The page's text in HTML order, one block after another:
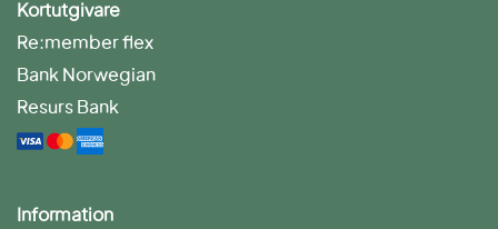
Kortutgivare
Re:member flex
Bank Norwegian
Resurs Bank
Information